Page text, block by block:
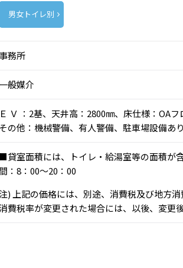
男女トイレ別
務所
一般媒介
Ｅ Ｖ ：2基、天井高：2800㎜、床仕様：
その他：機械警備、有人警備、駐車場設備あり
■貸室面積には、トイレ・給湯室等の面
間：8：00～20：00
) 上記の価格には、別途、消費税及び地方消
費税率が変更された場合には、以後、変更